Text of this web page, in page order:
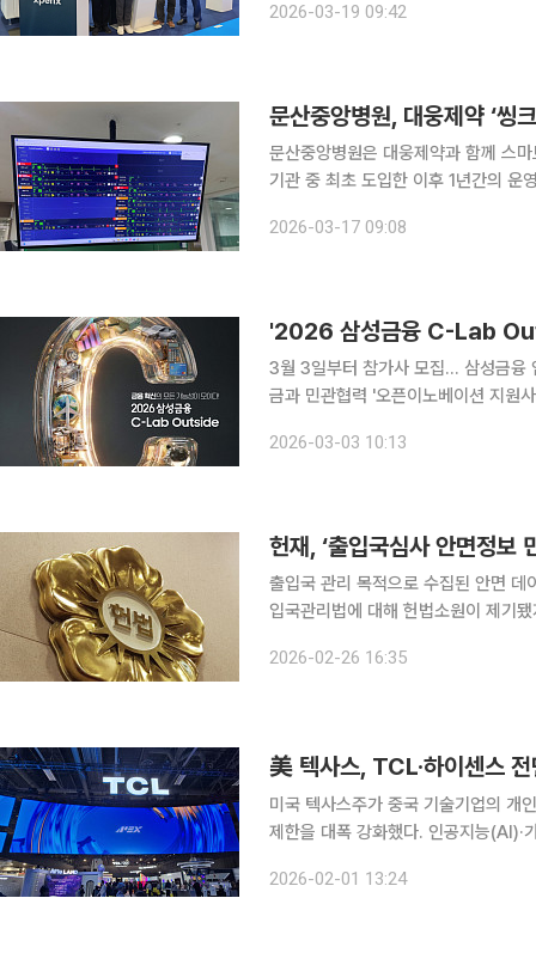
스 IT 서비스 기업 Inetum과 공동 부
2026-03-19 09:42
문산중앙병원은 대웅제약과 함께 스
기관 중 최초 도입한 이후 1년간의 운
료 대응 체계를 구축하기 위해 2024
2026-03-17 09:08
'2026 삼성금융 C-Lab
3월 3일부터 참가사 모집… 삼성금융
금과 민관협력 '오픈이노베이션 지원사업' 기회도 제공 삼성 금융관
하 ‘삼성금융’)가 삼성벤처투자와 공
2026-03-03 10:13
헌재, ‘출입국심사 안면정보
출입국 관리 목적으로 수집된 안면
입국관리법에 대해 헌법소원이 제기
오후 헌재는 민변 등 시민단체가 ‘인
2026-02-26 16:35
美 텍사스, TCL·하이센스
미국 텍사스주가 중국 기술기업의 개
제한을 대폭 강화했다. 인공지능(AI)·
그 애벗 주지사는 최근 성명을 통해
2026-02-01 13:24